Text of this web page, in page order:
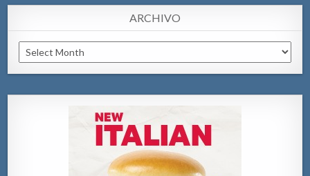
ARCHIVO
Archivo